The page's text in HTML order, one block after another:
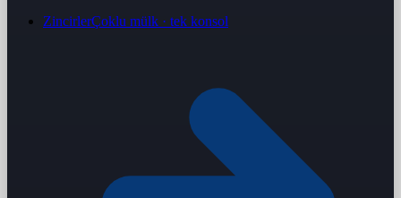
ZincirlerÇoklu mülk · tek konsol